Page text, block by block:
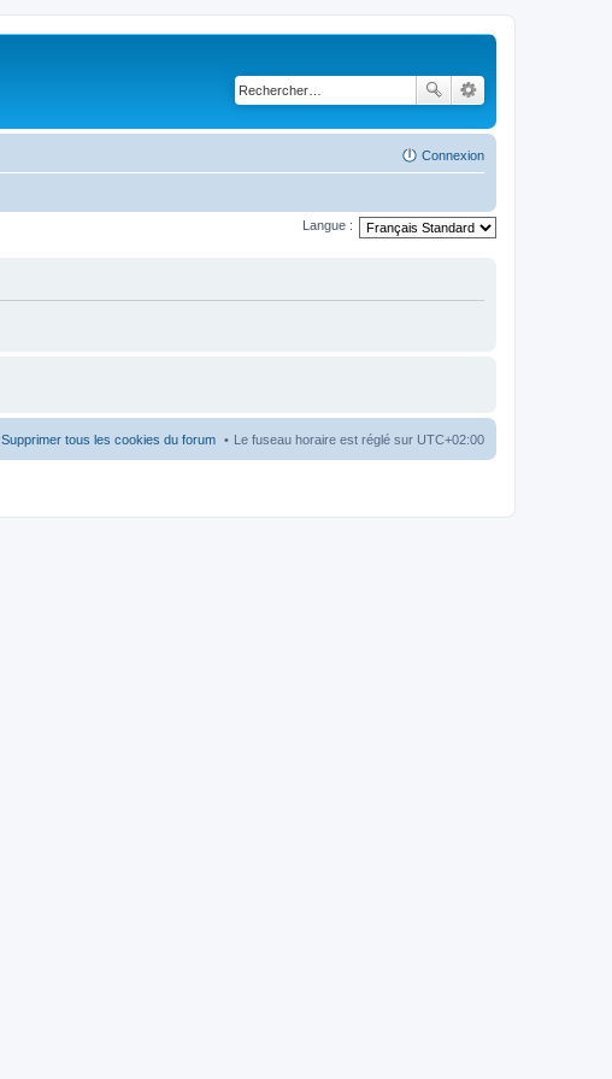
Connexion
Langue :
Le fuseau horaire est réglé sur UTC+02:00
Supprimer tous les cookies du forum